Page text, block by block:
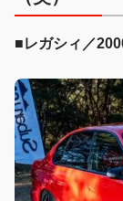
■レガシィ／